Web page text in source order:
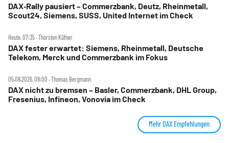
DAX‑Rally pausiert – Commerzbank, Deutz, Rheinmetall,
Scout24, Siemens, SUSS, United Internet im Check
Heute, 07:35 ‧ Thorsten Küfner
DAX fester erwartet: Siemens, Rheinmetall, Deutsche
Telekom, Merck und Commerzbank im Fokus
05.08.2026, 09:00 ‧ Thomas Bergmann
DAX nicht zu bremsen – Basler, Commerzbank, DHL Group,
Fresenius, Infineon, Vonovia im Check
Mehr DAX Empfehlungen